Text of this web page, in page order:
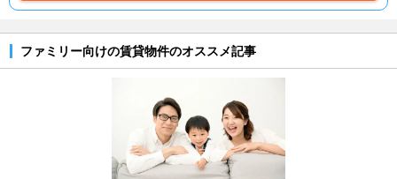
ファミリー向けの賃貸物件のオススメ記事